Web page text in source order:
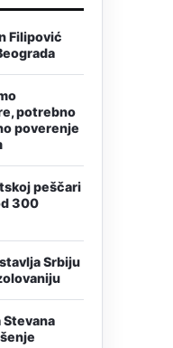
Filipović
potrebno
poverenje
peščari
300
Srbiju
Stevana